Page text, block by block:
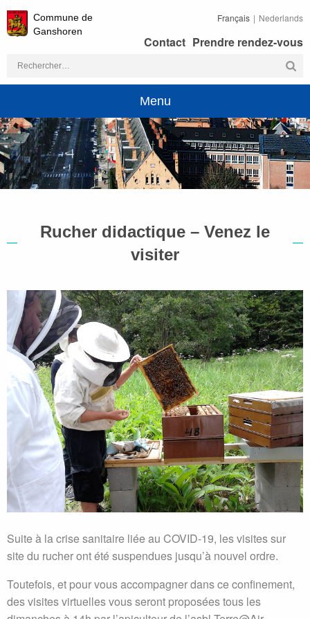
Commune de
Ganshoren
Français Nederlands
Prendre rendez-vous
Contact
Rechercher :
Menu
Rucher didactique – Venez le
visiter
Suite à la crise sanitaire liée au COVID-19, les visites sur
site du rucher ont été suspendues jusqu’à nouvel ordre.
Toutefois, et pour vous accompagner dans ce confinement,
des visites virtuelles vous seront proposées tous les